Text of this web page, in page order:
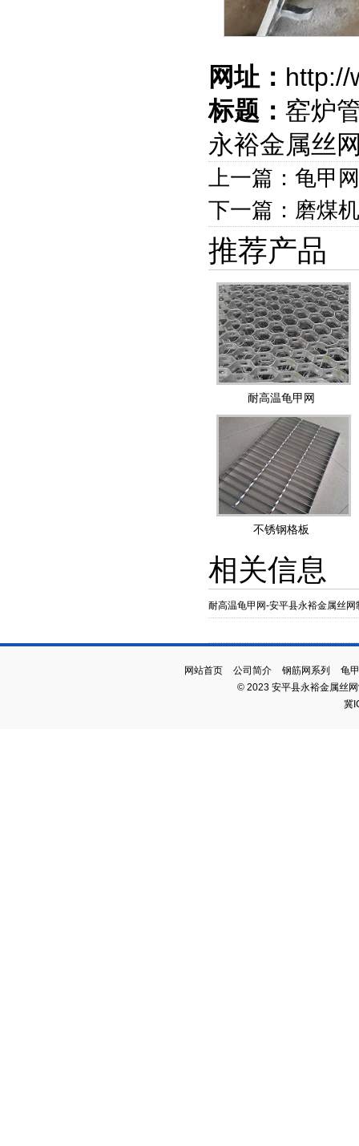
网址： http://
标题： 窑炉
永裕金属丝
上一篇：龟甲
下一篇：磨煤
推荐产品
耐高温龟甲网
不锈钢格板
相关信息
耐高温龟甲网-安平县永裕金属丝网
网站首页 公司简介 钢筋网系列
龟
© 2023 安平县永裕金属丝
冀